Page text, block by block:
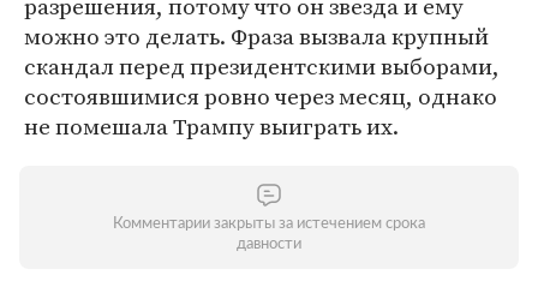
можно это делать. Фраза вызвала крупный
скандал перед президентскими выборами,
состоявшимися ровно через месяц, однако
не помешала Трампу выиграть их.
Комментарии закрыты за истечением срока
давности